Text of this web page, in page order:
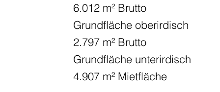
6.012 m² Brutto
Grundfläche oberirdisch
2.797 m² Brutto
Grundfläche unterirdisch
4.907 m² Mietfläche